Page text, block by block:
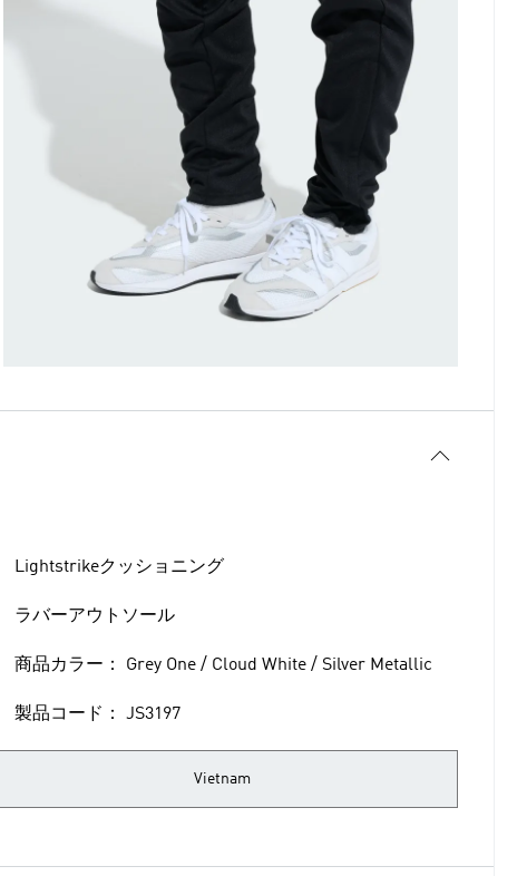
Lightstrikeクッショニング
ラバーアウトソール
商品カラー： Grey One / Cloud White / Silver Metallic
製品コード： JS3197
Vietnam